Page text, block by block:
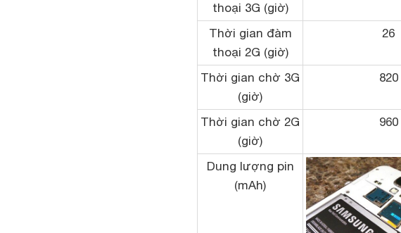
thoại 3G (giờ)
Thời gian đàm
thoại 2G (giờ)
26
Thời gian chờ 3G
(giờ)
820
Thời gian chờ 2G
(giờ)
960
Dung lượng pin
(mAh)